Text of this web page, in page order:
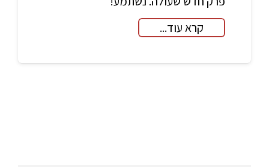
קרא עוד...